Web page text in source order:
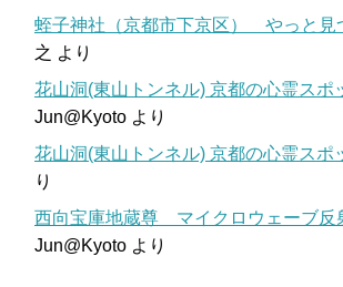
蛭子神社（京都市下京区） やっと見
之 より
花山洞(東山トンネル) 京都の心霊スポ
Jun@Kyoto より
花山洞(東山トンネル) 京都の心霊スポ
り
西向宝庫地蔵尊 マイクロウェーブ反
Jun@Kyoto より